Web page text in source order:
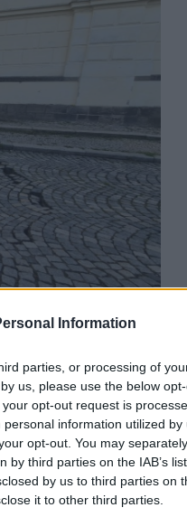
Information
parties, or processing of
us, please use the below
opt-out request is
information utilized by
opt-out. You may
third parties on the IAB’s
by us to third parties on
it to other third parties.
pod povrchem
SGE Geotechnika, která
dokumentaci toho, co se
navrhnou, jaký druh
Konvalinka. Podle
během stavby.